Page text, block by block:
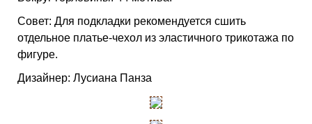
Совет: Для подкладки рекомендуется сшить
отдельное платье-чехол из эластичного трикотажа по
фигуре.
Дизайнер: Лусиана Панза